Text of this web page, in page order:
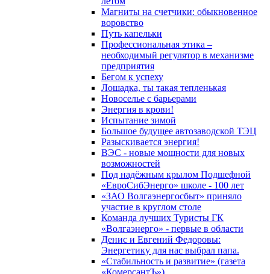
Магниты на счетчики: обыкновенное
воровство
Путь капельки
Профессиональная этика –
необходимый регулятор в механизме
предприятия
Бегом к успеху
Лошадка, ты такая тепленькая
Новоселье с барьерами
Энергия в крови!
Испытание зимой
Большое будущее автозаводской ТЭЦ
Разыскивается энергия!
ВЭС - новые мощности для новых
возможностей
Под надёжным крылом Подшефной
«ЕвроСибЭнерго» школе - 100 лет
«ЗАО Волгаэнергосбыт» приняло
участие в круглом столе
Команда лучших Туристы ГК
«Волгаэнерго» - первые в области
Денис и Евгений Федоровы:
Энергетику для нас выбрал папа.
«Стабильность и развитие» (газета